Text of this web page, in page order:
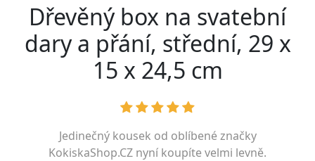
Dřevěný box na svatební
dary a přání, střední, 29 x
15 x 24,5 cm
Jedinečný kousek od oblíbené značky
KokiskaShop.CZ nyní koupíte velmi levně.